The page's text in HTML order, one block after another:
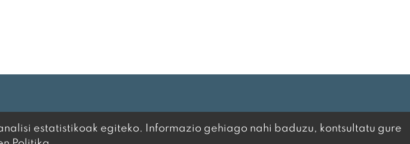
estatistikoak egiteko. Informazio gehiago nahi baduzu, kontsultatu gure